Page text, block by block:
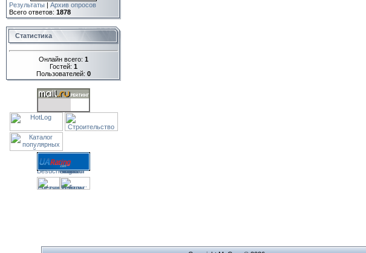
Результаты | Архив опросов
Всего ответов: 1878
Статистика
Онлайн всего: 1
Гостей: 1
Пользователей: 0